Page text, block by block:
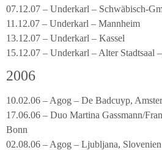
07.12.07 – Underkarl – Schwäbisch-
11.12.07 – Underkarl – Mannheim
13.12.07 – Underkarl – Kassel
15.12.07 – Underkarl – Alter Stadtsaal
2006
10.02.06 – Agog – De Badcuyp,
17.06.06 – Duo Martina Gassmann/
Bonn
02.08.06 – Agog – Ljubljana, Slovenien